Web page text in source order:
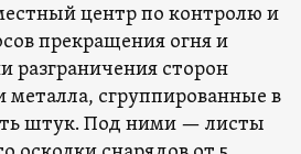
центр по контролю и
прекращения огня и
разграничения сторон
сгруппированные в
штук. Под ними — листы